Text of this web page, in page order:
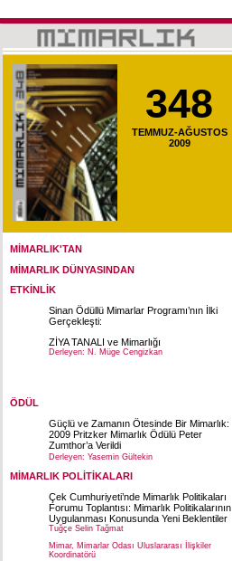
348
TEMMUZ-AĞUSTOS
2009
MİMARLIK'TAN
MİMARLIK DÜNYASINDAN
ETKİNLİK
Sinan Ödüllü Mimarlar Programı’nın İlki
Gerçekleşti:
ZİYA TANALI ve Mimarlığı
Derleyen: N. Müge Cengizkan
ÖDÜL
Güçlü ve Zamanın Ötesinde Bir Mimarlık:
2009 Pritzker Mimarlık Ödülü Peter
Zumthor’a Verildi
Derleyen: Yasemin Gültekin
MİMARLIK POLİTİKALARI
Çek Cumhuriyeti’nde Mimarlık Politikaları
Forumu Toplantısı: Mimarlık Politikalarının
Uygulanması Konusunda Yeni Beklentiler
Tuğçe Selin Tağmat
Mimar, Mimarlar Odası Uluslararası İlişkiler
Koordinatörü